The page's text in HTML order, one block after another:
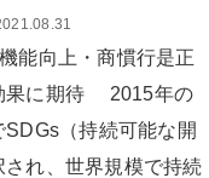
能向上・商慣行是正
果に期待 2015年の
SDGs（持続可能な開
れ、世界規模で持続